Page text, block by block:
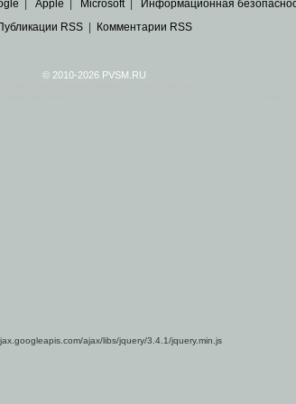
Apple Microsoft| Информационная
RSS| Комментарии RSS
© 2010-2026 PVSM.RU
ajax/libs/jquery/3.4.1/jquery.min.js